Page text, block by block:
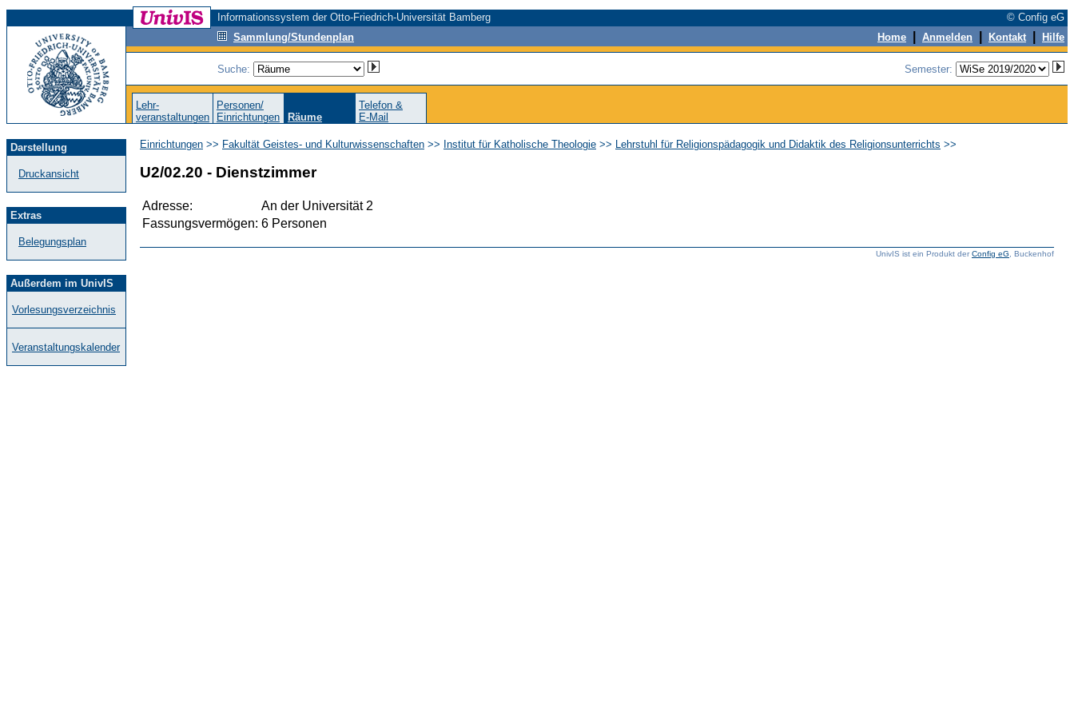
Informationssystem der Otto-Friedrich-Universität Bamberg
© Config eG
Sammlung/Stundenplan
Home Anmelden Kontakt Hilfe
Suche: Semester:
Lehr-
veranstaltungen
Personen/
Einrichtungen
Räume
Telefon &
E-Mail
Darstellung
Druckansicht
Extras
Belegungsplan
Außerdem im UnivIS
Vorlesungsverzeichnis
Veranstaltungskalender
Einrichtungen >> Fakultät Geistes- und Kulturwissenschaften >> Institut für Katholische Theologie >> Lehrstuhl für Religionspädagogik und Didaktik des Religionsunterrichts >>
U2/02.20 - Dienstzimmer
Adresse:
An der Universität 2
Fassungsvermögen: 6 Personen
UnivIS ist ein Produkt derConfig eG , Buckenhof